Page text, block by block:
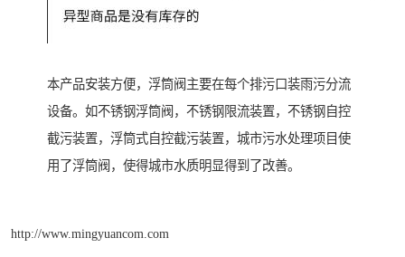
本产品安装方便，浮筒阀主要在每个排污口装雨污分流
设备。如不锈钢浮筒阀，不锈钢限流装置，不锈钢自控
截污装置，浮筒式自控截污装置，城市污水处理项目使
用了浮筒阀，使得城市水质明显得到了改善。
http://www.mingyuancom.com